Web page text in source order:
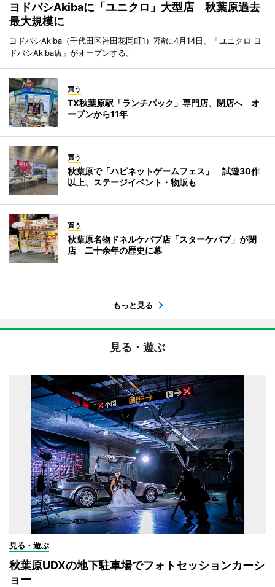
ヨドバシAkibaに「ユニクロ」大型店 秋葉原過去
最大規模に
ヨドバシAkiba（千代田区神田花岡町1）7階に4月14日、「ユニクロ ヨ
ドバシAkiba店」がオープンする。
買う
TX秋葉原駅「ランチパック」専門店、閉店へ オ
ープンから11年
買う
秋葉原で「ハピネットゲームフェス」 試遊30作
以上、ステージイベント・物販も
買う
秋葉原名物ドネルケバブ店「スターケバブ」が閉
店 二十余年の歴史に幕
もっと見る
見る・遊ぶ
見る・遊ぶ
秋葉原UDXの地下駐車場でフォトセッションカーシ
ョー